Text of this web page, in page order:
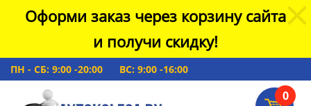
Оформи заказ через корзину сайта
и получи скидку!
ПН - СБ: 9:00 -20:00 ВС: 9:00 -16:00
0